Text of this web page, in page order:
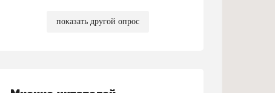
показать другой опрос